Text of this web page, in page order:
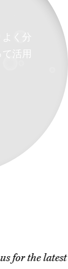
く分
活用
latest news